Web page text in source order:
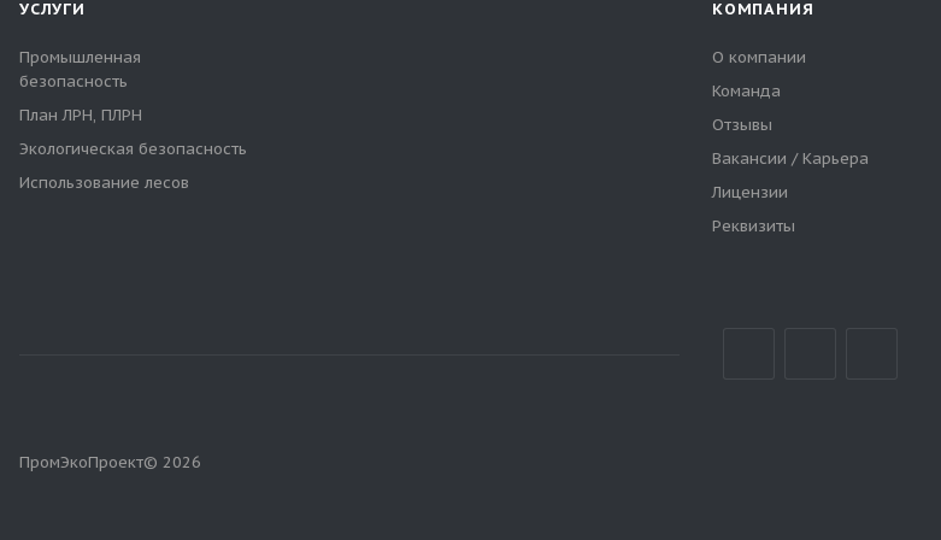
УСЛУГИ
Промышленная
безопасность
План ЛРН, ПЛРН
Экологическая безопасность
Использование лесов
КОМПАНИЯ
О компании
Команда
Отзывы
Вакансии / Карьера
Лицензии
Реквизиты
ПромЭкоПроект© 2026